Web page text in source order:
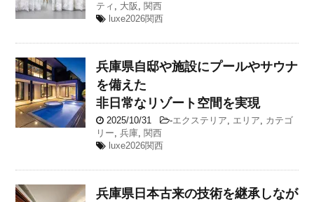
ティ , 大阪 , 関西
luxe2026関西
兵庫県自邸や施設にプールやサウナ
を備えた
非日常なリゾート空間を実現
2025/10/31 -エクステリア, エリア, カテゴ
リー,兵庫, 関西
luxe2026関西
兵庫県日本古来の技術を継承しなが